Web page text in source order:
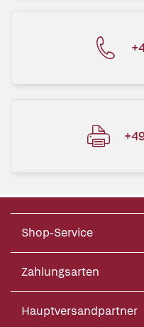
Shop-Service
Zahlungsarten
Hauptversandpartner